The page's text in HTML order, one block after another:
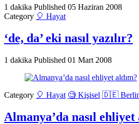
1 dakika Published 05 Haziran 2008
Category 🎈 Hayat
‘de, da’ eki nasıl yazılır?
1 dakika Published 01 Mart 2008
Category 🎈 Hayat 🧐 Kişisel 🇩🇪 Berlin
Almanya’da nasıl ehliyet